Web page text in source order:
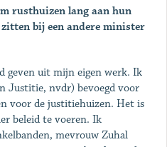
rusthuizen lang aan hun
bij een andere minister
geven uit mijn eigen werk. Ik
Justitie, nvdr) bevoegd voor
voor de justitiehuizen. Het is
beleid te voeren. Ik
mevrouw Zuhal